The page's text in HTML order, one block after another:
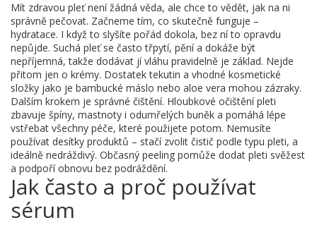
Mít zdravou pleť není žádná věda, ale chce to vědět, jak na ni
správně pečovat. Začneme tím, co skutečně funguje –
hydratace. I když to slyšíte pořád dokola, bez ní to opravdu
nepůjde. Suchá pleť se často třpytí, pění a dokáže být
nepříjemná, takže dodávat jí vláhu pravidelně je základ. Nejde
přitom jen o krémy. Dostatek tekutin a vhodné kosmetické
složky jako je bambucké máslo nebo aloe vera mohou zázraky.
Dalším krokem je správné čištění. Hloubkové očištění pleti
zbavuje špíny, mastnoty i odumřelých buněk a pomáhá lépe
vstřebat všechny péče, které použijete potom. Nemusíte
používat desítky produktů – stačí zvolit čistič podle typu pleti, a
ideálně nedráždivý. Občasný peeling pomůže dodat pleti svěžest
a podpoří obnovu bez podráždění.
Jak často a proč používat
sérum